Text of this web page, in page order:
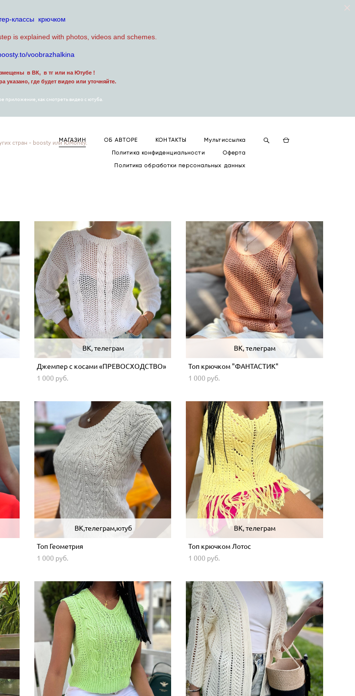
классы крючком
is explained with photos, videos and schemes.
voobrazhalkina
в ВК, в тг или на Ютубе !
указано, где будет видео или уточняйте.
приложение, как смотреть видео с ютуба.
стран - boosty или ЮMoney.
МАГАЗИН ОБ АВТОРЕ КОНТАКТЫ
Мультиссылка
Политика конфиденциальности
Оферта
Политика обработки персональных данных
ВК, телеграм
Джемпер с косами «ПРЕВОСХОДСТВО»
1 000 pуб.
ВК, телеграм
Топ крючком "ФАНТАСТИК"
1 000 pуб.
ВК,телеграм,ютуб
Топ Геометрия
1 000 pуб.
ВК, телеграм
Топ крючком Лотос
1 000 pуб.